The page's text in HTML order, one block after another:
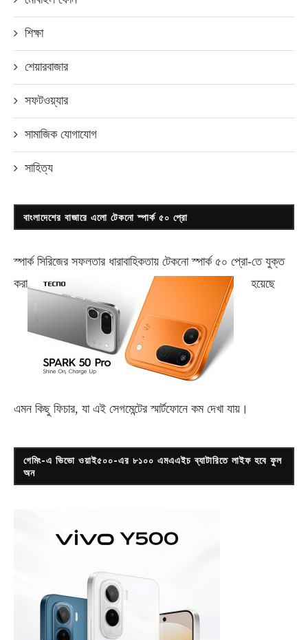
শিক্ষা
শেয়ারবাজার
সফটওয়্যার
সামাজিক যোগাযোগ
সাহিত্য
বাংলাদেশের বাজারে এলো টেকনো স্পার্ক ৫০ প্রো
স্পার্ক সিরিজের সফলতার ধারাবাহিকতায় টেকনোস্পার্ক ৫০ প্রো-তে যুক্ত
করা
হয়েছে
এমন কিছু ফিচার, যা এই সেগমেন্টের স্মার্টফোনে কম দেখা যায়।
গেমিং-এ ভিভো ওয়াই৫০০-এর ৮১০০ এমএএইচ ব্যাটারিতে লাইফ হবে ফুল
অন